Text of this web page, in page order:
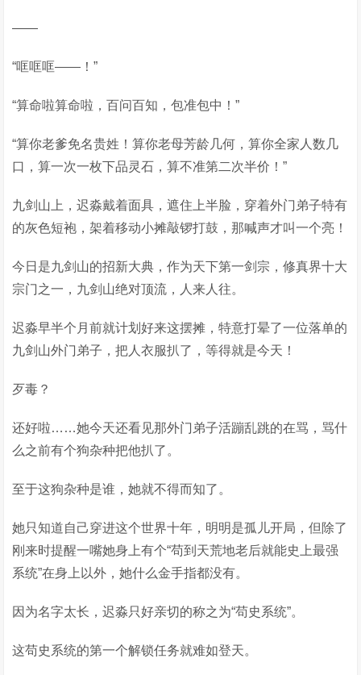
——
“哐哐哐——！”
“算命啦算命啦，百问百知，包准包中！”
“算你老爹免名贵姓！算你老母芳龄几何，算你全家人数几
口，算一次一枚下品灵石，算不准第二次半价！”
九剑山上，迟淼戴着面具，遮住上半脸，穿着外门弟子特有
的灰色短袍，架着移动小摊敲锣打鼓，那喊声才叫一个亮！
今日是九剑山的招新大典，作为天下第一剑宗，修真界十大
宗门之一，九剑山绝对顶流，人来人往。
迟淼早半个月前就计划好来这摆摊，特意打晕了一位落单的
九剑山外门弟子，把人衣服扒了，等得就是今天！
歹毒？
还好啦……她今天还看见那外门弟子活蹦乱跳的在骂，骂什
么之前有个狗杂种把他扒了。
至于这狗杂种是谁，她就不得而知了。
她只知道自己穿进这个世界十年，明明是孤儿开局，但除了
刚来时提醒一嘴她身上有个“苟到天荒地老后就能史上最强
系统”在身上以外，她什么金手指都没有。
因为名字太长，迟淼只好亲切的称之为“苟史系统”。
这苟史系统的第一个解锁任务就难如登天。